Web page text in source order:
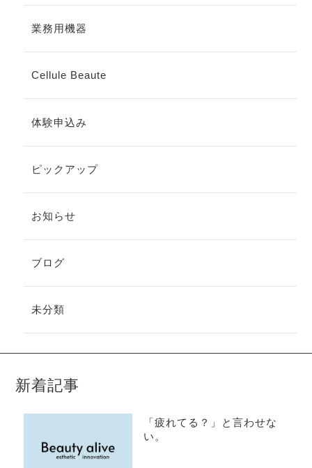
業務用機器
Cellule Beaute
体験申込み
ピックアップ
お知らせ
ブログ
未分類
新着記事
「疲れてる？」と言わせな
い。